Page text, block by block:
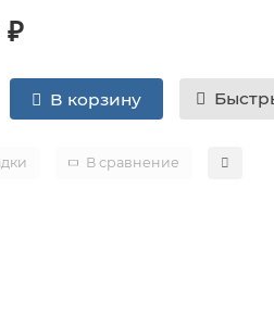
₽
В корзину
В сравнение